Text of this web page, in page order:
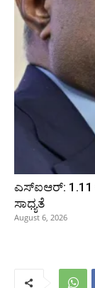
ಎಸ್‌ಐಆರ್‌: 1.11
ಸಾಧ್ಯತೆ
August 6, 2026